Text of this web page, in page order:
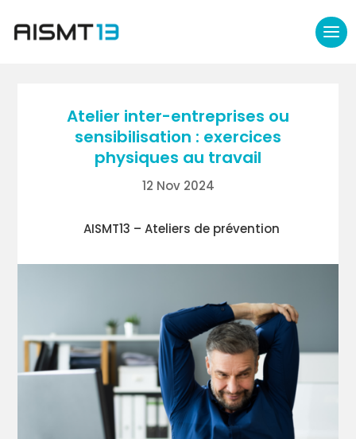
Atelier inter-entreprises ou
sensibilisation : exercices
physiques au travail
12 Nov 2024
AISMT13 – Ateliers de prévention